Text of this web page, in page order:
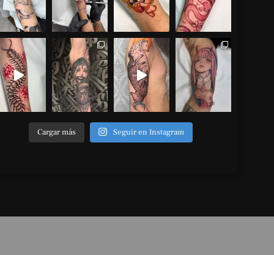
Cargar más Seguir en Instagram